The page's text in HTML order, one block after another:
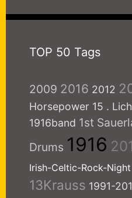
TOP 50 Tags
2009 2016 2012
Horsepower 15 .
1916band 1st
Drums 1916
Irish-Celtic-Rock-Night
13Krauss 1991-